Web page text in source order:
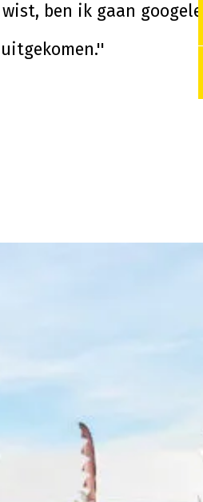
ben ik gaan googelen